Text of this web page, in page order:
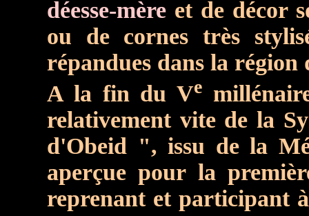
déesse-mère et de décor
ou de cornes très
répandues dans la
A la fin du Ve
relativement vite de la
d'Obeid ", issu de la
aperçue pour la
reprenant et participant